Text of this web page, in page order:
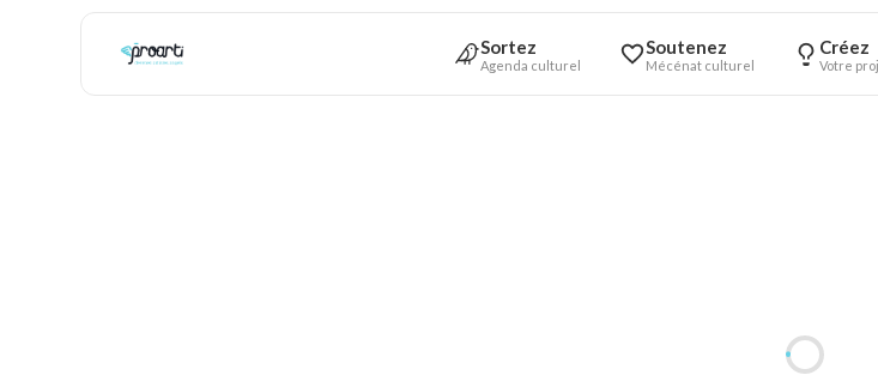
Sortez
Agenda culturel
Soutenez
Mécénat culturel
Créez
Votre